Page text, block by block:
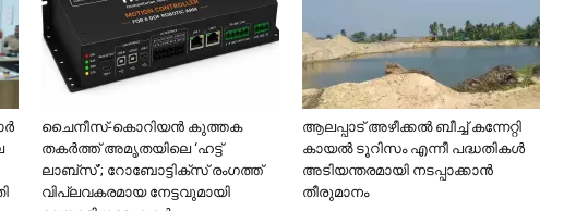
ചൈനീസ്-കൊറിയൻ കുത്തക
തകർത്ത് അമൃതയിലെ ‘ഹട്ട്
ലാബ്സ്’; റോബോട്ടിക്സ് രംഗത്ത്
വിപ്ലവകരമായ നേട്ടവുമായി
ആലപ്പാട് അഴീക്കൽ ബീച്ച് കന്നേറ്റി
കായൽ ടൂറിസം എന്നീ പദ്ധതികൾ
അടിയന്തരമായി നടപ്പാക്കാൻ
തീരുമാനം